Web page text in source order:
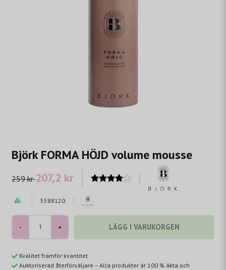
Björk FORMA HÖJD volume mousse
259 kr207,2 kr
5588120
- + LÄGG I VARUKORGEN
Kvalitet framför kvantitet
Auktoriserad återförsäljare – Alla produkter är 100 % äkta och